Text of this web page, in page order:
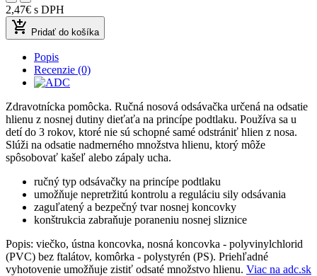
2,47€ s DPH
add_shopping_cart Pridať do košíka
Popis
Recenzie (0)
Zdravotnícka pomôcka. Ručná nosová odsávačka určená na odsatie
hlienu z nosnej dutiny dieťaťa na princípe podtlaku. Používa sa u
detí do 3 rokov, ktoré nie sú schopné samé odstrániť hlien z nosa.
Slúži na odsatie nadmerného množstva hlienu, ktorý môže
spôsobovať kašeľ alebo zápaly ucha.
ručný typ odsávačky na princípe podtlaku
umožňuje nepretržitú kontrolu a reguláciu sily odsávania
zaguľatený a bezpečný tvar nosnej koncovky
konštrukcia zabraňuje poraneniu nosnej sliznice
Popis: viečko, ústna koncovka, nosná koncovka - polyvinylchlorid
(PVC) bez ftalátov, komôrka - polystyrén (PS). Priehľadné
vyhotovenie umožňuje zistiť odsaté množstvo hlienu. Viac na adc.sk